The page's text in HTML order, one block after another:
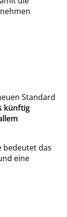
Standard
künftig
bedeutet das
eine